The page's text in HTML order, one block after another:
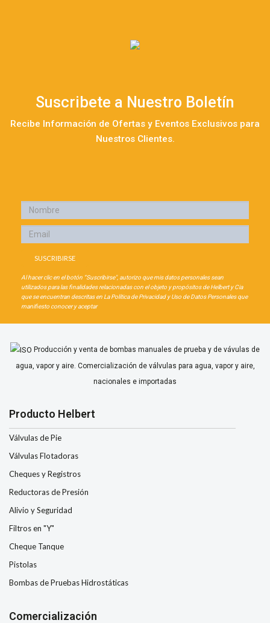
Suscribete a Nuestro Boletín
Recibe Información de Ofertas y Eventos Exclusivos para
Nuestros Clientes.
Al hacer clic en el botón “Suscribirse", autorizo que mis datos personales sean
utilizados para las finalidades relacionadas con el objeto y propósitos de Helbert y Cia
que se encuentran descritas en La Política de Privacidad y Uso de Datos Personales que
manifiesto conocer y aceptar
Producción y venta de bombas manuales de prueba y de vávulas de
agua, vapor y aire. Comercialización de válvulas para agua, vapor y aire,
nacionales e importadas
Producto Helbert
Válvulas de Pie
Válvulas Flotadoras
Cheques y Registros
Reductoras de Presión
Alivio y Seguridad
Filtros en "Y"
Cheque Tanque
Pistolas
Bombas de Pruebas Hidrostáticas
Comercialización